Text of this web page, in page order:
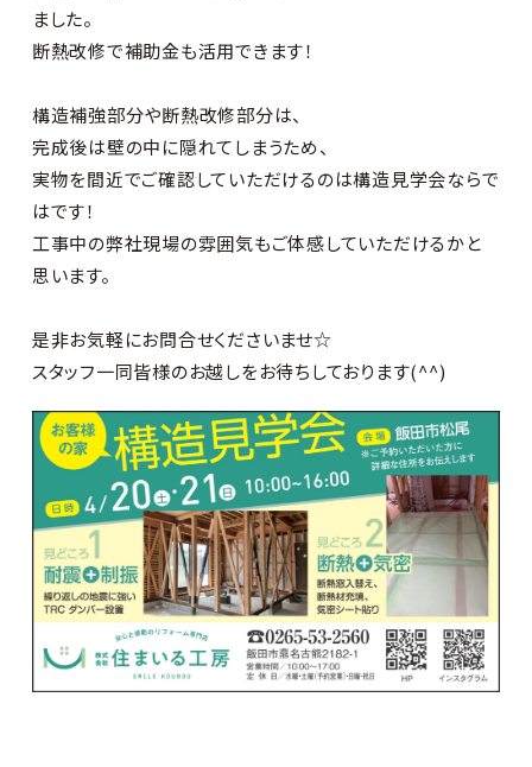
ました。
断熱改修で補助金も活用できます！
構造補強部分や断熱改修部分は、
完成後は壁の中に隠れてしまうため、
実物を間近でご確認していただけるのは構造見学会ならで
はです！
工事中の弊社現場の雰囲気もご体感していただけるかと
思います。
是非お気軽にお問合せくださいませ☆
スタッフ一同皆様のお越しをお待ちしております(^^)